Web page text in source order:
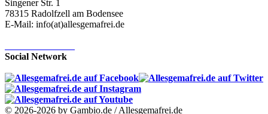
Singener Str. 1
78315 Radolfzell am Bodensee
E-Mail: info(at)allesgemafrei.de
Social Network
© 2026-2026 by Gambio.de / Allesgemafrei.de